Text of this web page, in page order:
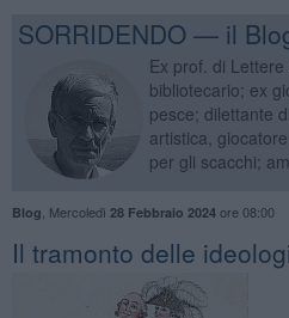
SORRIDENDO — il
Ex prof. di Lettere
bibliotecario; ex
pesce; dilettante
artistica,
per gli scacchi;
Blog Mercoledì 28 Febbraio 2024ore 08:00
Il tramonto delle